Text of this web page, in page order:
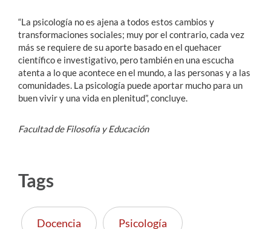
“La psicología no es ajena a todos estos cambios y
transformaciones sociales; muy por el contrario, cada vez
más se requiere de su aporte basado en el quehacer
científico e investigativo, pero también en una escucha
atenta a lo que acontece en el mundo, a las personas y a las
comunidades. La psicología puede aportar mucho para un
buen vivir y una vida en plenitud”, concluye.
Facultad de Filosofía y Educación
Tags
Docencia Psicología